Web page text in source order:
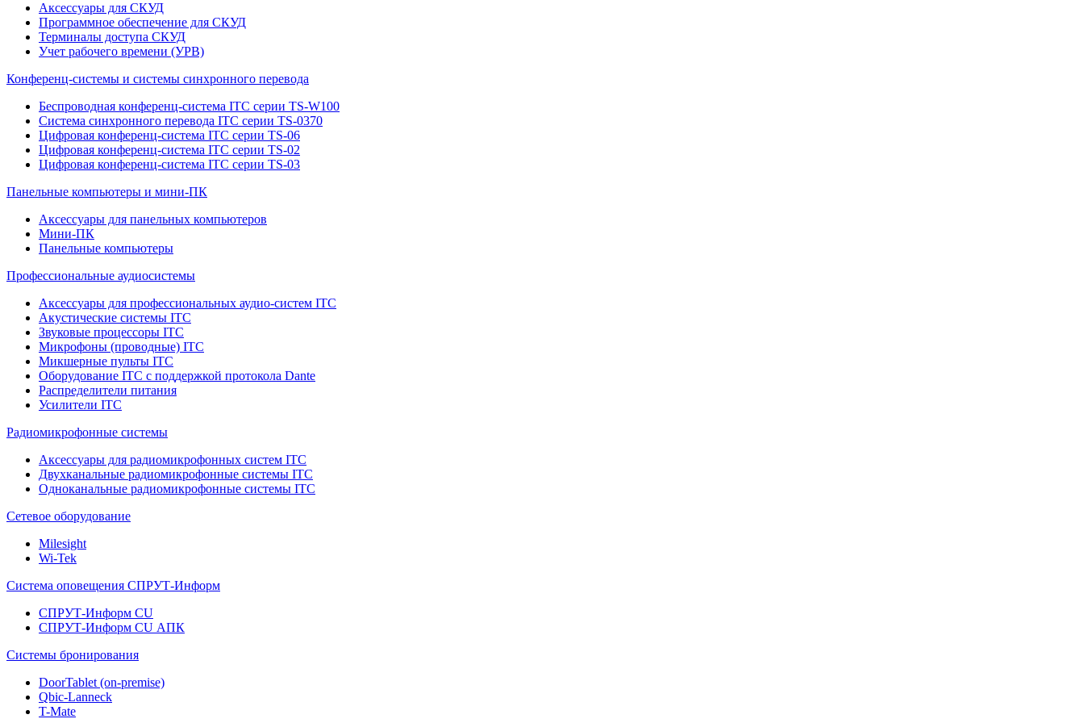
Аксессуары для СКУД
Программное обеспечение для СКУД
Терминалы доступа СКУД
Учет рабочего времени (УРВ)
Конференц-системы и системы синхронного перевода
Беспроводная конференц-система ITC серии TS-W100
Система синхронного перевода ITC серии TS-0370
Цифровая конференц-система ITC серии TS-06
Цифровая конференц-система ITC серии TS-02
Цифровая конференц-система ITC серии TS-03
Панельные компьютеры и мини-ПК
Аксессуары для панельных компьютеров
Мини-ПК
Панельные компьютеры
Профессиональные аудиосистемы
Аксессуары для профессиональных аудио-систем ITC
Акустические системы ITC
Звуковые процессоры ITC
Микрофоны (проводные) ITC
Микшерные пульты ITC
Оборудование ITC с поддержкой протокола Dante
Распределители питания
Усилители ITC
Радиомикрофонные системы
Аксессуары для радиомикрофонных систем ITC
Двухканальные радиомикрофонные системы ITC
Одноканальные радиомикрофонные системы ITC
Сетевое оборудование
Milesight
Wi-Tek
Система оповещения СПРУТ-Информ
СПРУТ-Информ CU
СПРУТ-Информ CU АПК
Системы бронирования
DoorTablet (on-premise)
Qbic-Lanneck
T-Mate